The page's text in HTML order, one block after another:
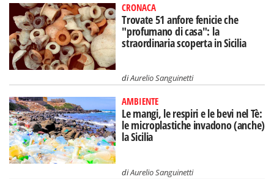
CRONACA
Trovate 51 anfore fenicie che
"profumano di casa": la
straordinaria scoperta in Sicilia
diAurelio Sanguinetti
AMBIENTE
Le mangi, le respiri e le bevi nel Tè:
le microplastiche invadono (anche)
la Sicilia
diAurelio Sanguinetti